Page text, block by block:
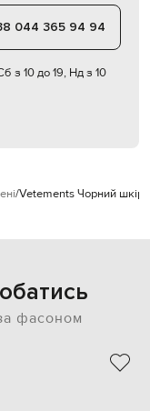
044 365 94 94
з 10 до 19, Нд з 10
Vetements Чорний
фасоном